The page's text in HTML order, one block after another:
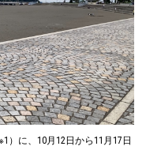
）に、10月12日から11月17日